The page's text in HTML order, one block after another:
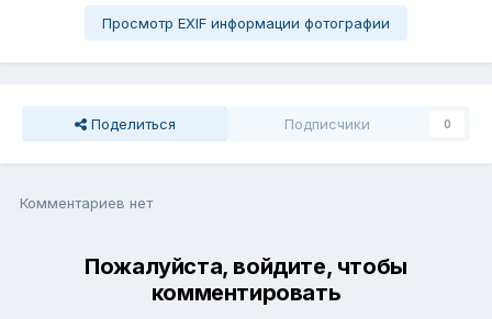
Просмотр EXIF информации фотографии
Поделиться Подписчики 0
Комментариев нет
Пожалуйста, войдите, чтобы
комментировать